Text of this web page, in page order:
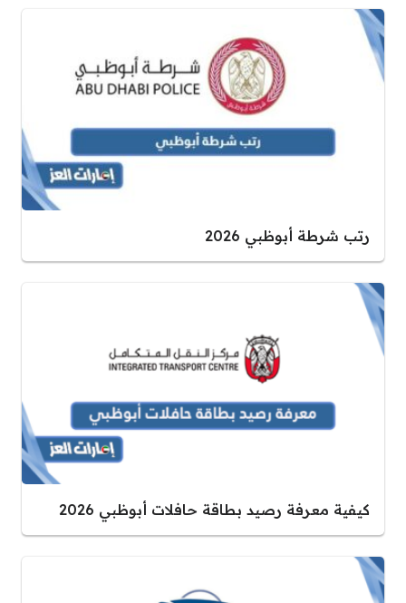
رتب شرطة أبوظبي 2026
كيفية معرفة رصيد بطاقة حافلات أبوظبي 2026